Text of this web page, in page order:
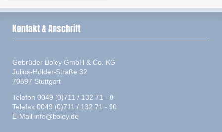
Kontakt & Anschrift
Gebrüder Boley GmbH & Co. KG
Julius-Hölder-Straße 32
70597 Stuttgart
Telefon 0049 (0)711 / 132 71 - 0
Telefax 0049 (0)711 / 132 71 - 90
E-Mail info@boley.de